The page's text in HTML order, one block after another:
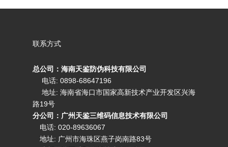
联系方式
总公司：海南天鉴防伪科技有限公司
电话: 0898-68647196
地址: 海南省海口市国家高新技术产业开发区兴海
路19号
分公司：广州天鉴三维码信息技术有限公司
电话: 020-89636067
地址: 广州市海珠区燕子岗南路83号